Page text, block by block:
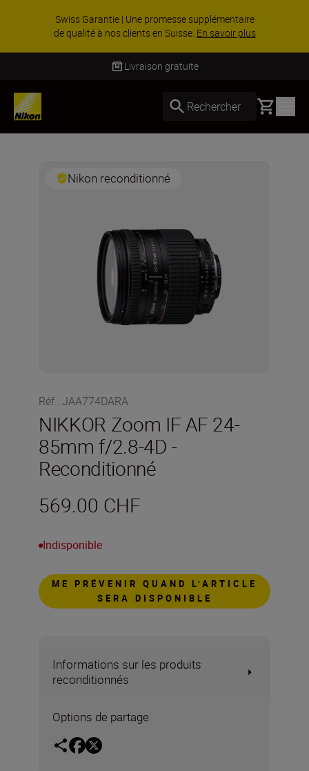
Swiss Garantie | Une promesse supplémentaire
de qualité à nos clients en Suisse. En savoir plus
Livraison gratuite
Rechercher Basket
Nikon reconditionné
Réf.: JAA774DARA
NIKKOR Zoom IF AF 24-
85mm f/2.8-4D -
Reconditionné
569.00 CHF
Indisponible
ME PRÉVENIR QUAND L’ARTICLE
SERA DISPONIBLE
Informations sur les produits
reconditionnés
Options de partage